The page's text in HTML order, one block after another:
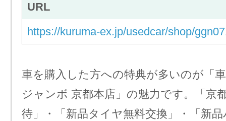
URL
https://kuruma-ex.jp/usedcar/shop/
車を購入した方への特典が多いのが「
ジャンボ 京都本店」の魅力です。「京
待」・「新品タイヤ無料交換」・「新